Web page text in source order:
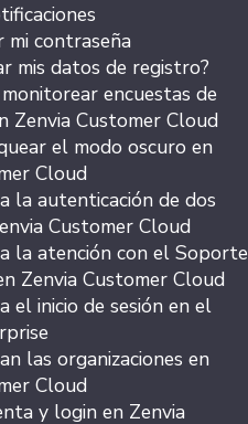
mi contraseña
mis datos de registro?
encuestas de
Zenvia Customer Cloud
el modo oscuro en
Cloud
la autenticación de dos
Customer Cloud
la atención con el Soporte
Zenvia Customer Cloud
el inicio de sesión en el
las organizaciones en
Cloud
y login en Zenvia